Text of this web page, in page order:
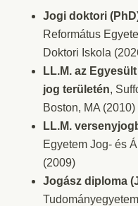
Jogi doktori
Református
Doktori Iskola
LL.M. az
jog területén,
Boston, MA (2010)
LL.M.
Egyetem Jog- és
(2009)
Jogász diploma